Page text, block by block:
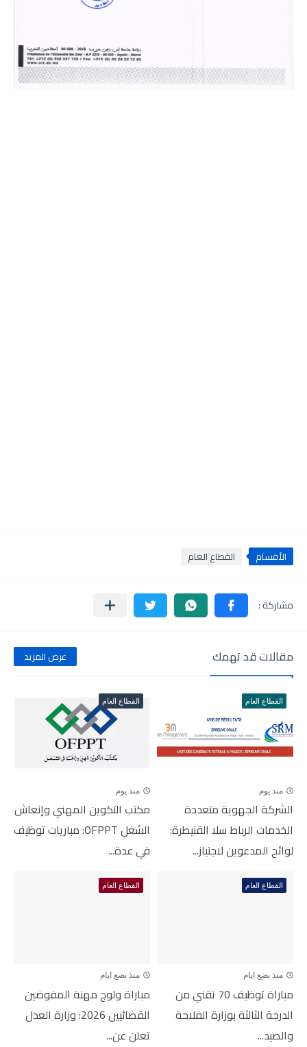
الأقسام القطاع العام
مقالات قد تهمك عرض المزيد
القطاع العام
منذ يوم
الشركة الجهوية متعددة
الخدمات الرباط سلا القنيطرة:
لوائح المدعوين لاجتياز...
القطاع العام
منذ يوم
مكتب التكوين المهني وإنعاش
الشغل OFPPT: مباريات توظيف
في عدة...
القطاع العام
منذ بضع ايام
مباراة توظيف 70 تقني من
الدرجة الثالثة بوزارة الفلاحة
والصيد...
القطاع العام
منذ بضع ايام
مباراة ولوج مهنة المفوضين
القضائيين 2026: وزارة العدل
تعلن عن...